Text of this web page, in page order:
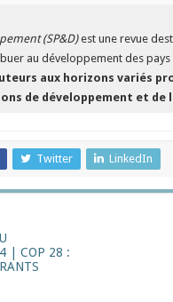
(SP&D)est une revue
au développement des pays
aux horizons variés
de développement et de
Twitter LinkedIn
| COP 28 :